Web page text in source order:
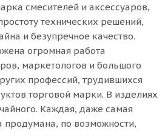
смесителей и аксессуаров,
технических решений,
и безупречное качество.
огромная работа
маркетологов и большого
профессий, трудившихся
торговой марки. В изделиях
Каждая, даже самая
продумана, по возможности,